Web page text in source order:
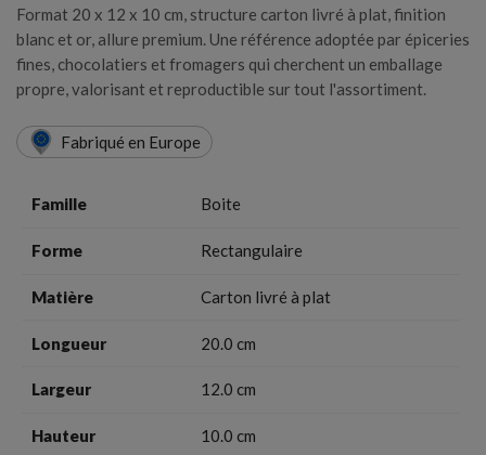
Format 20 x 12 x 10 cm, structure carton livré à plat, finition
blanc et or, allure premium. Une référence adoptée par épiceries
fines, chocolatiers et fromagers qui cherchent un emballage
propre, valorisant et reproductible sur tout l'assortiment.
Fabriqué en Europe
Famille Boite
Forme Rectangulaire
Matière Carton livré à plat
Longueur 20.0 cm
Largeur 12.0 cm
Hauteur 10.0 cm